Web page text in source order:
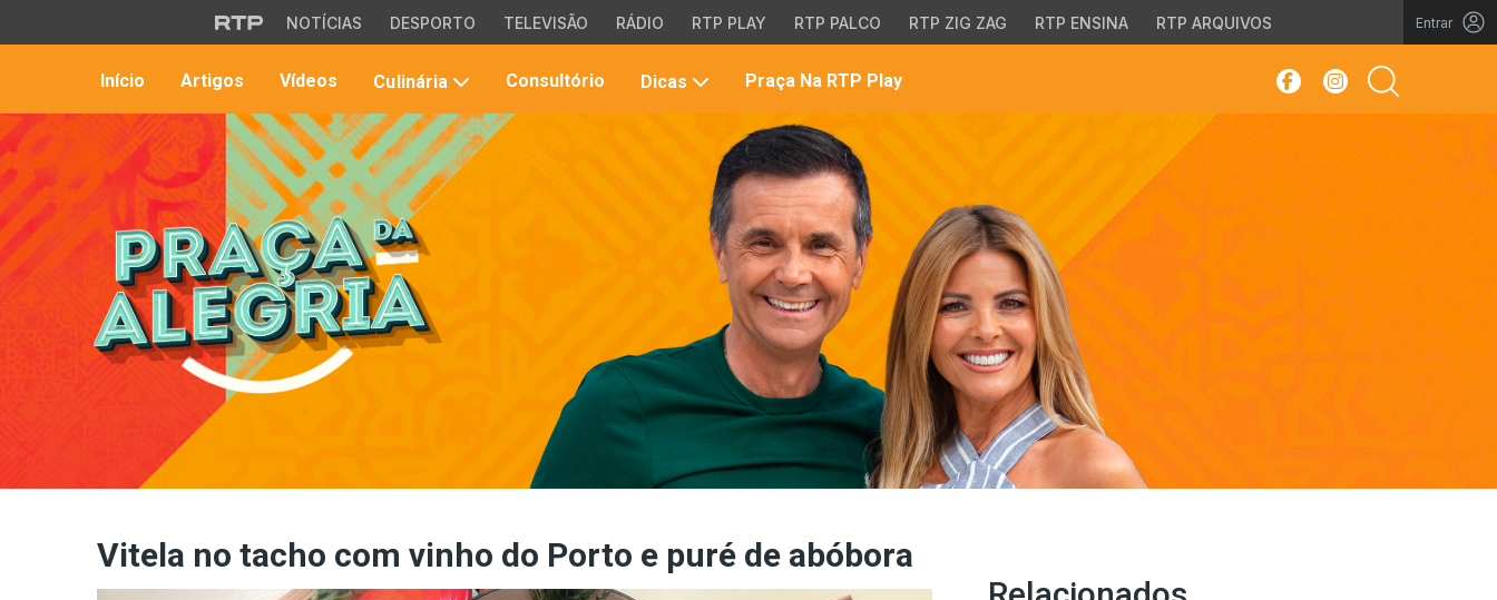
Saltar para o conteúdo principal
NOTÍCIAS DESPORTO TELEVISÃO RÁDIO RTP PLAY RTP PALCO RTP ZIG ZAG RTP ENSINA RTP ARQUIVOS Entrar
Início Artigos Vídeos Culinária Consultório Dicas Praça Na RTP Play
site
Vitela no tacho com vinho do Porto e puré de abóbora